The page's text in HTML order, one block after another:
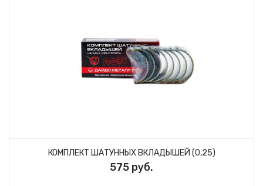
КОМПЛЕКТ ШАТУННЫХ ВКЛАДЫШЕЙ (0,25)
575 руб.